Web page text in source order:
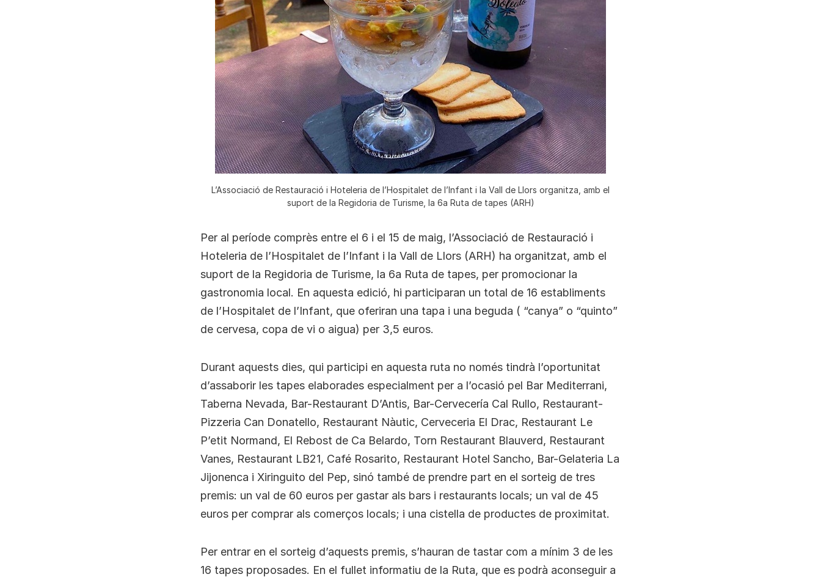
L’Associació de Restauració i Hoteleria de l’Hospitalet de l’Infant i la Vall de Llors organitza, amb el
suport de la Regidoria de Turisme, la 6a Ruta de tapes (ARH)
Per al període comprès entre el 6 i el 15 de maig, l’Associació de Restauració i
Hoteleria de l’Hospitalet de l’Infant i la Vall de Llors (ARH) ha organitzat, amb el
suport de la Regidoria de Turisme, la 6a Ruta de tapes, per promocionar la
gastronomia local. En aquesta edició, hi participaran un total de 16 establiments
de l’Hospitalet de l’Infant, que oferiran una tapa i una beguda ( “canya” o “quinto”
de cervesa, copa de vi o aigua) per 3,5 euros.
Durant aquests dies, qui participi en aquesta ruta no només tindrà l’oportunitat
d’assaborir les tapes elaborades especialment per a l’ocasió pel Bar Mediterrani,
Taberna Nevada, Bar-Restaurant D’Antis, Bar-Cervecería Cal Rullo, Restaurant-
Pizzeria Can Donatello, Restaurant Nàutic, Cerveceria El Drac, Restaurant Le
P’etit Normand, El Rebost de Ca Belardo, Torn Restaurant Blauverd, Restaurant
Vanes, Restaurant LB21, Café Rosarito, Restaurant Hotel Sancho, Bar-Gelateria La
Jijonenca i Xiringuito del Pep, sinó també de prendre part en el sorteig de tres
premis: un val de 60 euros per gastar als bars i restaurants locals; un val de 45
euros per comprar als comerços locals; i una cistella de productes de proximitat.
Per entrar en el sorteig d’aquests premis, s’hauran de tastar com a mínim 3 de les
16 tapes proposades. En el fullet informatiu de la Ruta, que es podrà aconseguir a